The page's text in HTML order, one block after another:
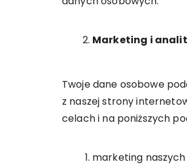
Marketing i
Twoje dane osobowe
z naszej strony
celach i na poniższych
marketing